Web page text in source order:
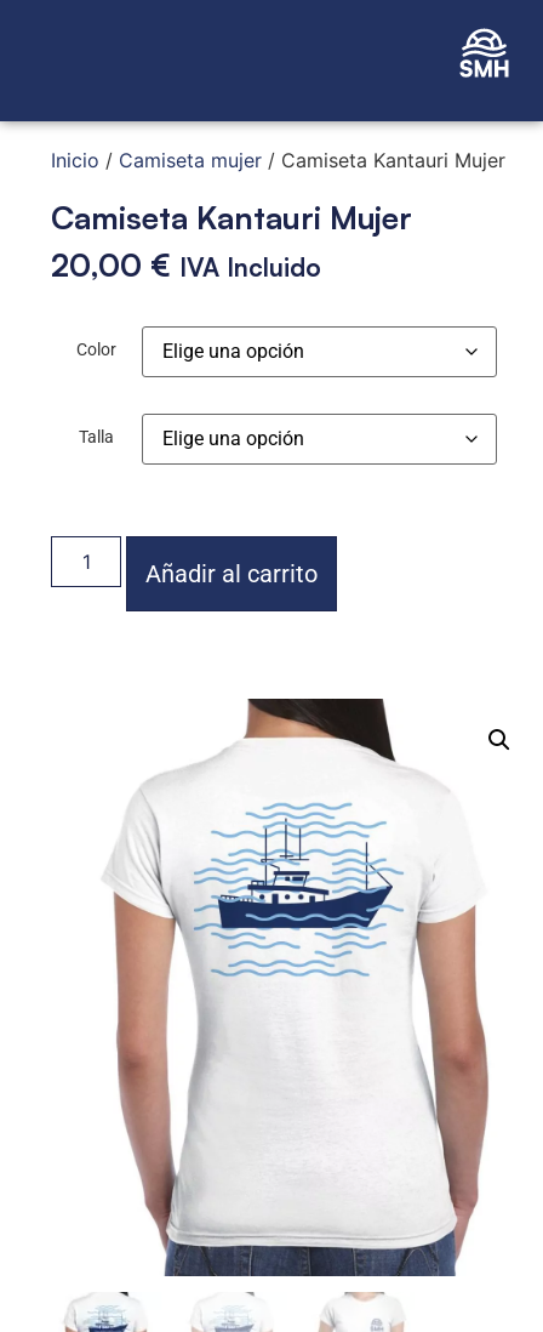
Inicio / Camiseta mujer / Camiseta Kantauri Mujer
Camiseta Kantauri Mujer
20,00 € IVA Incluido
Color
Talla
Añadir al carrito